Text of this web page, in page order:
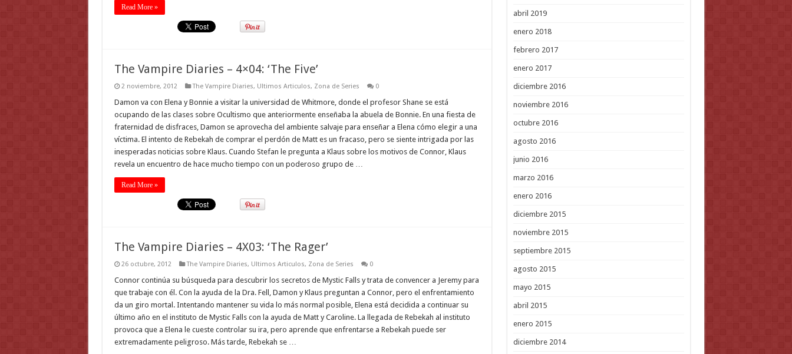
Read More »
The Vampire Diaries – 4×04: ‘The Five’
2 noviembre, 2012 The Vampire Diaries, Ultimos Articulos, Zona de Series 0
Damon va con Elena y Bonnie a visitar la universidad de Whitmore, donde el profesor Shane se está
ocupando de las clases sobre Ocultismo que anteriormente enseñaba la abuela de Bonnie. En una fiesta de
fraternidad de disfraces, Damon se aprovecha del ambiente salvaje para enseñar a Elena cómo elegir a una
víctima. El intento de Rebekah de comprar el perdón de Matt es un fracaso, pero se siente intrigada por las
inesperadas noticias sobre Klaus. Cuando Stefan le pregunta a Klaus sobre los motivos de Connor, Klaus
revela un encuentro de hace mucho tiempo con un poderoso grupo de …
Read More »
The Vampire Diaries – 4X03: ‘The Rager’
26 octubre, 2012 The Vampire Diaries, Ultimos Articulos, Zona de Series 0
Connor continúa su búsqueda para descubrir los secretos de Mystic Falls y trata de convencer a Jeremy para
que trabaje con él. Con la ayuda de la Dra. Fell, Damon y Klaus preguntan a Connor, pero el enfrentamiento
da un giro mortal. Intentando mantener su vida lo más normal posible, Elena está decidida a continuar su
último año en el instituto de Mystic Falls con la ayuda de Matt y Caroline. La llegada de Rebekah al instituto
provoca que a Elena le cueste controlar su ira, pero aprende que enfrentarse a Rebekah puede ser
extremadamente peligroso. Más tarde, Rebekah se …
abril 2019
enero 2018
febrero 2017
enero 2017
diciembre 2016
noviembre 2016
octubre 2016
agosto 2016
junio 2016
marzo 2016
enero 2016
diciembre 2015
noviembre 2015
septiembre 2015
agosto 2015
mayo 2015
abril 2015
enero 2015
diciembre 2014